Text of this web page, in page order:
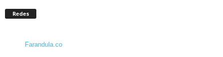
Redes
Farandula.co